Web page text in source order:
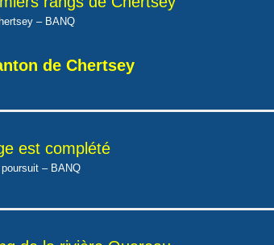
– BANQ
de Chertsey
poursuit – BANQ